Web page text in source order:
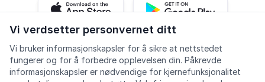
Vi verdsetter personvernet ditt
Vi bruker informasjonskapsler for å sikre at nettstedet
fungerer og for å forbedre opplevelsen din. Påkrevde
informasjonskapsler er nødvendige for kjernefunksjonalitet
iOS app Android app
FacebookInstagram
YoutubeLinkedIn